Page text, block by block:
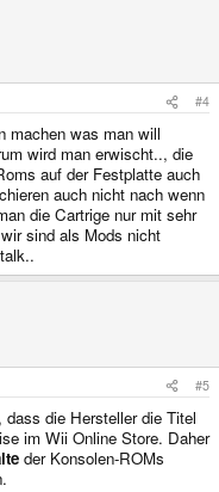
#4
machen was man will
wird man erwischt.., die
auf der Festplatte auch
auch nicht nach wenn
die Cartrige nur mit sehr
sind als Mods nicht
#5
die Hersteller die Titel
im Wii Online Store. Daher
der Konsolen-ROMs